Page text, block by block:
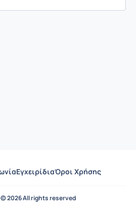
ΕγχειρίδιαΌροι Χρήσης
2026 All rights reserved